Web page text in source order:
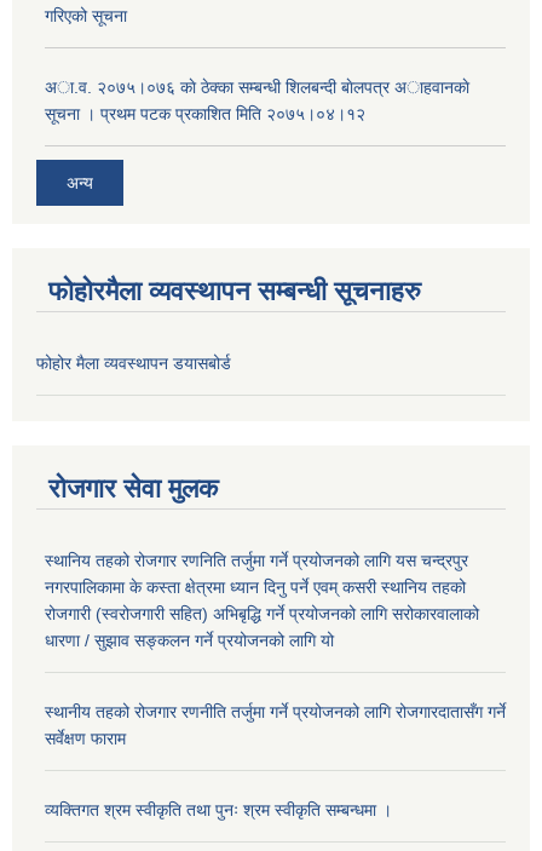
गरिएको सूचना
अा.व. २०७५।०७६ काे ठेक्का सम्बन्धी शिलबन्दी बाेलपत्र अाहवानकाे
सूचना । प्रथम पटक प्रकाशित मिति २०७५।०४।१२
अन्य
फोहोरमैला व्यवस्थापन सम्बन्धी सूचनाहरु
फोहोर मैला व्यवस्थापन डयासबोर्ड
रोजगार सेवा मुलक
स्थानिय तहको रोजगार रणनिति तर्जुमा गर्ने प्रयोजनको लागि यस चन्द्रपुर
नगरपालिकामा के कस्ता क्षेत्रमा ध्यान दिनु पर्ने एवम् कसरी स्थानिय तहको
रोजगारी (स्वरोजगारी सहित) अभिबृद्धि गर्ने प्रयोजनको लागि सरोकारवालाको
धारणा / सुझाव सङ्कलन गर्ने प्रयोजनको लागि यो
स्थानीय तहको रोजगार रणनीति तर्जुमा गर्ने प्रयोजनको लागि रोजगारदातासँग गर्ने
सर्वेक्षण फाराम
व्यक्तिगत श्रम स्वीकृति तथा पुनः श्रम स्वीकृति सम्बन्धमा ।